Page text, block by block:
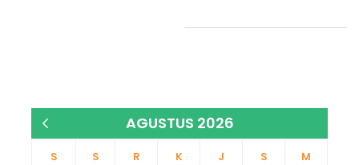
AGUSTUS 2026
S S R K J S M